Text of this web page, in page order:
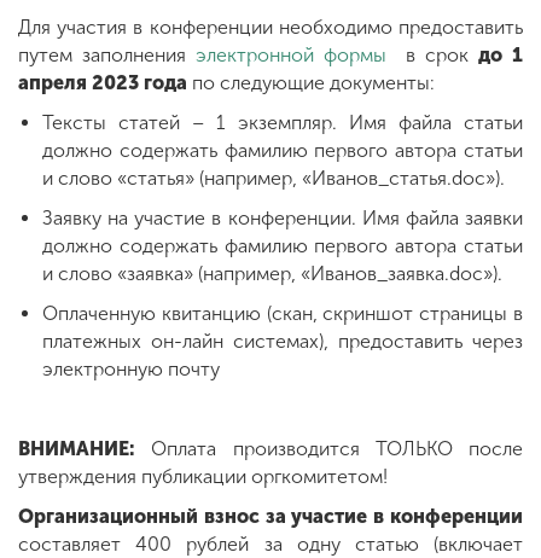
Для участия в конференции необходимо предоставить
путем заполнения электронной формы в срок до 1
апреля 2023 года по следующие документы:
Тексты статей – 1 экземпляр. Имя файла статьи
должно содержать фамилию первого автора статьи
и слово «статья» (например, «Иванов_статья.doc»).
Заявку на участие в конференции. Имя файла заявки
должно содержать фамилию первого автора статьи
и слово «заявка» (например, «Иванов_заявка.doc»).
Оплаченную квитанцию (скан, скриншот страницы в
платежных он-лайн системах), предоставить через
электронную почту
ВНИМАНИЕ: Оплата производится ТОЛЬКО после
утверждения публикации оргкомитетом!
Организационный взнос за участие в конференции
составляет 400 рублей за одну статью (включает